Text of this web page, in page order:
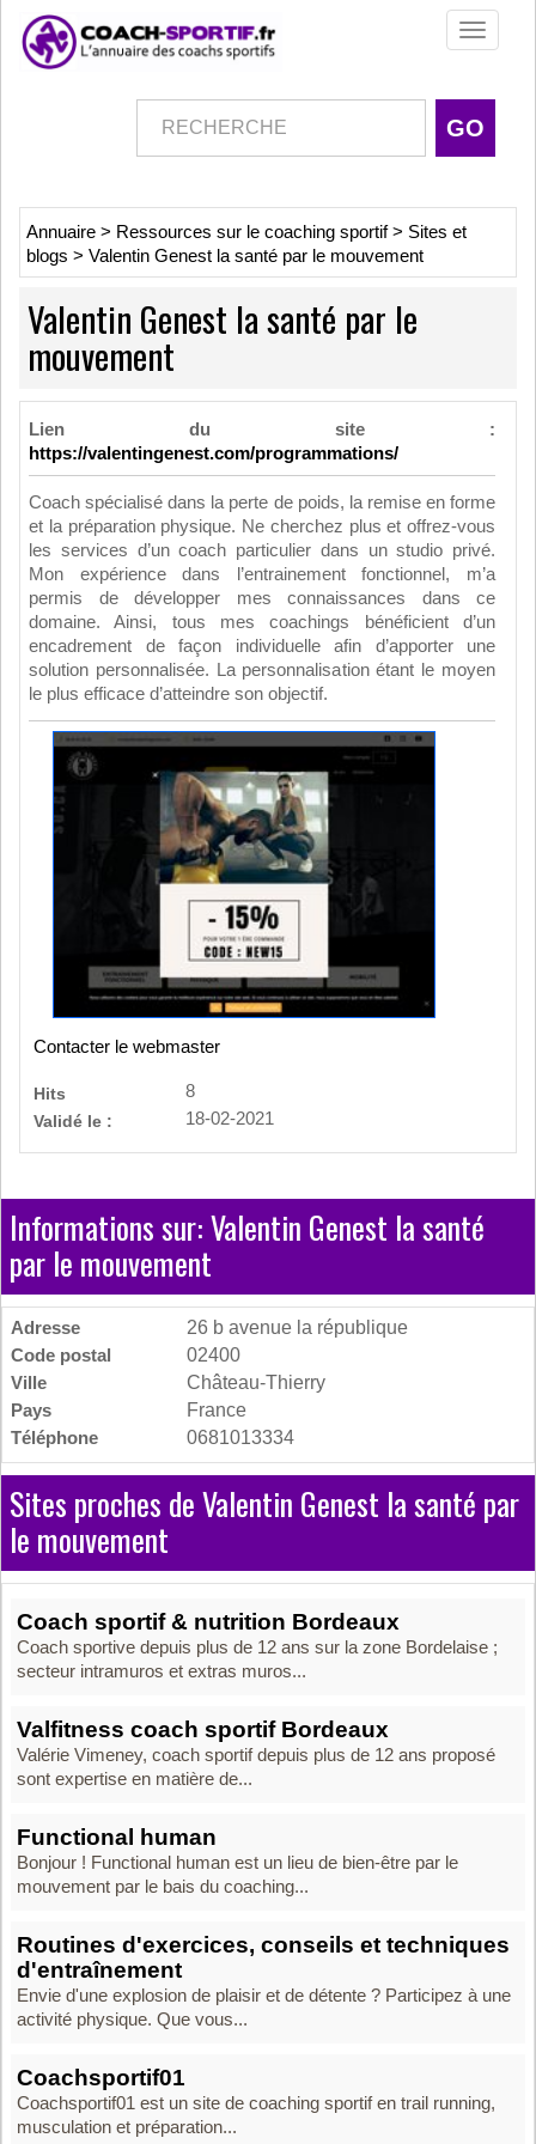
Toggle
Annuaire > Ressources sur le coaching sportif> Sites et
blogs > Valentin Genest la santé par le mouvement
Valentin Genest la santé par le
mouvement
Lien du site :
https://valentingenest.com/programmations/
Coach spécialisé dans la perte de poids, la remise en forme
et la préparation physique. Ne cherchez plus et offrez-vous
les services d’un coach particulier dans un studio privé.
Mon expérience dans l’entrainement fonctionnel, m’a
permis de développer mes connaissances dans ce
domaine. Ainsi, tous mes coachings bénéficient d’un
encadrement de façon individuelle afin d’apporter une
solution personnalisée. La personnalisation étant le moyen
le plus efficace d’atteindre son objectif.
Contacter le webmaster
Hits
8
Validé le :
18-02-2021
Informations sur: Valentin Genest la santé
par le mouvement
Adresse
26 b avenue la république
Code postal
02400
Ville
Château-Thierry
Pays
France
Téléphone
0681013334
Sites proches de Valentin Genest la santé par
le mouvement
Coach sportif & nutrition Bordeaux
Coach sportive depuis plus de 12 ans sur la zone Bordelaise ;
secteur intramuros et extras muros...
Valfitness coach sportif Bordeaux
Valérie Vimeney, coach sportif depuis plus de 12 ans proposé
sont expertise en matière de...
Functional human
Bonjour ! Functional human est un lieu de bien-être par le
mouvement par le bais du coaching...
Routines d'exercices, conseils et techniques
d'entraînement
Envie d'une explosion de plaisir et de détente ? Participez à une
activité physique. Que vous...
Coachsportif01
Coachsportif01 est un site de coaching sportif en trail running,
musculation et préparation...